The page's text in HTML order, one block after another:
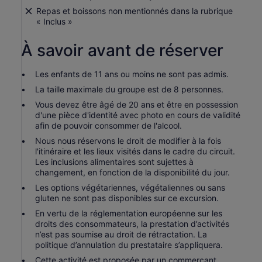
Repas et boissons non mentionnés dans la rubrique
« Inclus »
À savoir avant de réserver
Les enfants de 11 ans ou moins ne sont pas admis.
La taille maximale du groupe est de 8 personnes.
Vous devez être âgé de 20 ans et être en possession
d'une pièce d'identité avec photo en cours de validité
afin de pouvoir consommer de l'alcool.
Nous nous réservons le droit de modifier à la fois
l'itinéraire et les lieux visités dans le cadre du circuit.
Les inclusions alimentaires sont sujettes à
changement, en fonction de la disponibilité du jour.
Les options végétariennes, végétaliennes ou sans
gluten ne sont pas disponibles sur ce excursion.
En vertu de la réglementation européenne sur les
droits des consommateurs, la prestation d’activités
n’est pas soumise au droit de rétractation. La
politique d’annulation du prestataire s’appliquera.
Cette activité est proposée par un commerçant